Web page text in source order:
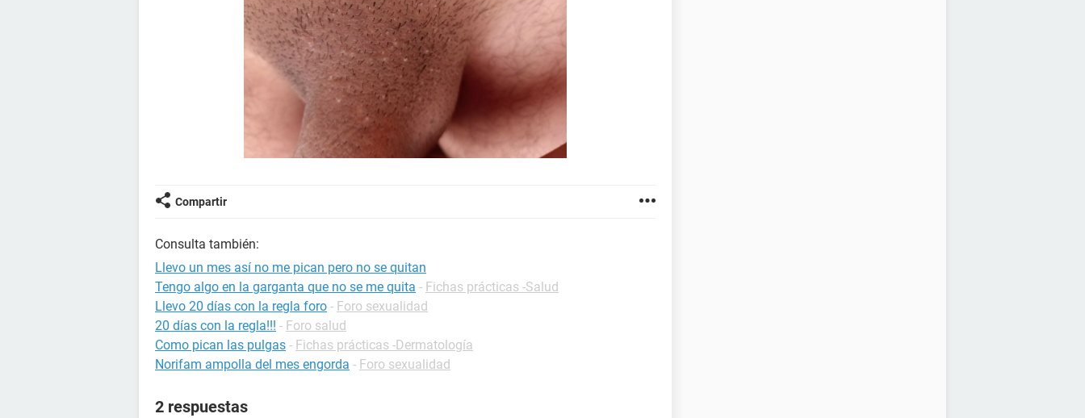
Compartir
Consulta también:
Llevo un mes así no me pican pero no se quitan
Tengo algo en la garganta que no se me quita - Fichas prácticas -Salud
Llevo 20 días con la regla foro - Foro sexualidad
20 días con la regla!!! - Foro salud
Como pican las pulgas - Fichas prácticas -Dermatología
Norifam ampolla del mes engorda - Foro sexualidad
2 respuestas